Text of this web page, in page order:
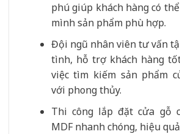
phú giúp khách hàng có thể
mình sản phẩm phù hợp.
Đội ngũ nhân viên tư vấn
tình, hỗ trợ khách hàng
việc tìm kiếm sản phẩm
với phong thủy.
Thi công lắp đặt cửa gỗ
MDF nhanh chóng, hiệu